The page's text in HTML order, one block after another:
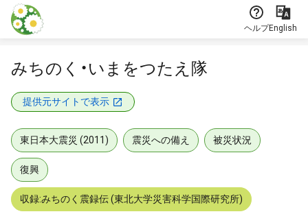
本文に飛ぶ
ヘルプEnglish
みちのく・いまをつたえ隊
提供元サイトで表示
東日本大震災 (2011) 震災への備え 被災状況
復興
収録:みちのく震録伝 (東北大学災害科学国際研究所)